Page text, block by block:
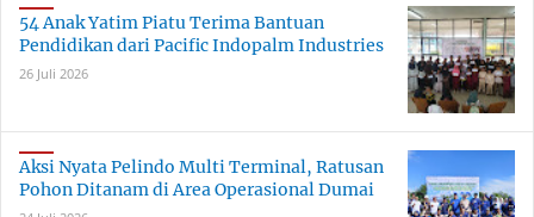
54 Anak Yatim Piatu Terima Bantuan
Pendidikan dari Pacific Indopalm Industries
26 Juli 2026
Aksi Nyata Pelindo Multi Terminal, Ratusan
Pohon Ditanam di Area Operasional Dumai